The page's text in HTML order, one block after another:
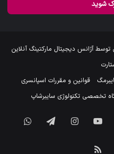
توسطآژانس دیجیتال مارکتینگ آنلاین
قوانین و مقررات اسپانسری
تخصصی تکنولوژی سایبرشاپ
لینکدین یوتیوب اینستاگرام تلگرام